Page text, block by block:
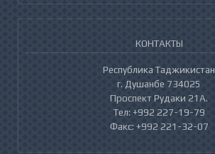
КОНТАКТЫ
Республика Таджикистан
г. Душанбе 734025
Проспект Рудаки 21А.
Тел: +992 227-19-79
Факс: +992 221-32-07